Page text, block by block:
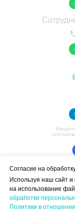
Согласие на
Используя наш сайт
на использование
обработки
Политики в